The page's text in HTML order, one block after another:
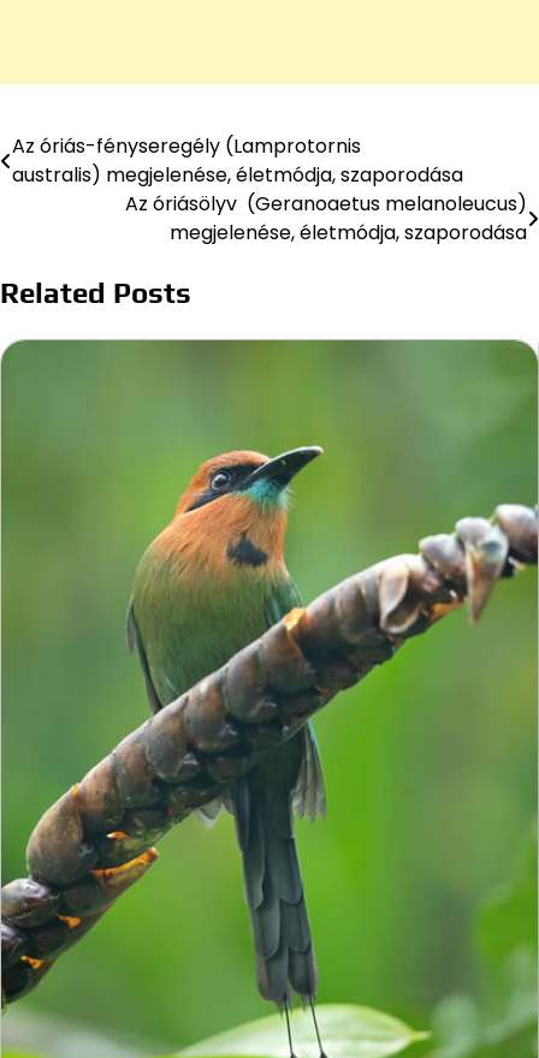
Bejegyzés
navigáció
Az óriás-fényseregély (Lamprotornis
australis) megjelenése, életmódja, szaporodása
Az óriásölyv (Geranoaetus melanoleucus)
megjelenése, életmódja, szaporodása
Related Posts